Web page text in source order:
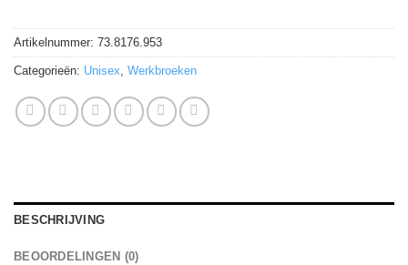
Artikelnummer: 73.8176.953
Categorieën: Unisex, Werkbroeken
BESCHRIJVING
BEOORDELINGEN (0)